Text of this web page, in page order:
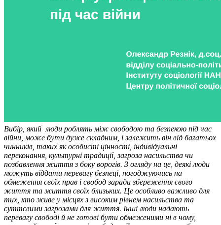
Вибір, який люди роблять між свободою та безпекою під час
війни, може бути дуже складним, і залежить він від багатьох
чинників, таких як особисті цінності, індивідуальні
переконання, культурні традиції, загроза насильства чи
позбавлення життя з боку ворогів. З огляду на це, деякі люди
можуть віддати перевагу безпеці, погоджуючись на
обмеження своїх прав і свобод заради збереження свого
життя та життя своїх близьких. Це особливо важливо для
тих, хто живе у місцях з високим рівнем насильства та
суттєвими загрозами для життя. Інші люди надають
перевагу свободі й не готові бути обмеженими ні в чому,